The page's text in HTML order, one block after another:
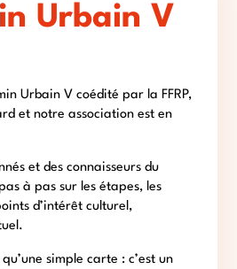
Urbain V
Urbain V coédité par la FFRP,
et notre association est en
et des connaisseurs du
à pas sur les étapes, les
d’intérêt culturel,
simple carte : c’est un